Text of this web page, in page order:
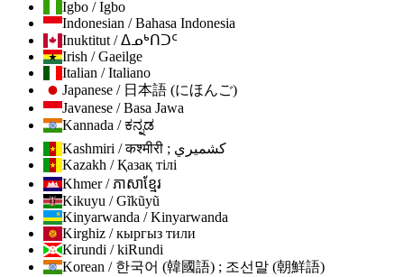
Igbo / Igbo
Indonesian / Bahasa Indonesia
Inuktitut / ᐃᓄᒃᑎᑐᑦ
Irish / Gaeilge
Italian / Italiano
Japanese / 日本語 (にほんご)
Javanese / Basa Jawa
Kannada / ಕನ್ನಡ
Kashmiri / कश्मीरी ; كشميري
Kazakh / Қазақ тілі
Khmer / ភាសាខ្មែរ
Kikuyu / Gĩkũyũ
Kinyarwanda / Kinyarwanda
Kirghiz / кыргыз тили
Kirundi / kiRundi
Korean / 한국어 (韓國語) ; 조선말 (朝鮮語)